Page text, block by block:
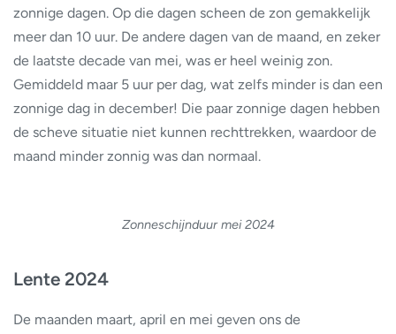
zonnige dagen. Op die dagen scheen de zon gemakkelijk
meer dan 10 uur. De andere dagen van de maand, en zeker
de laatste decade van mei, was er heel weinig zon.
Gemiddeld maar 5 uur per dag, wat zelfs minder is dan een
zonnige dag in december! Die paar zonnige dagen hebben
de scheve situatie niet kunnen rechttrekken, waardoor de
maand minder zonnig was dan normaal.
Zonneschijnduur mei 2024
Lente 2024
De maanden maart, april en mei geven ons de